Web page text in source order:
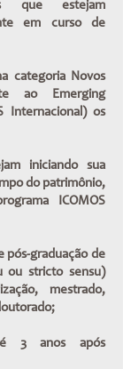
que estejam
em curso de
categoria Novos
ao Emerging
Internacional) os
iniciando sua
do patrimônio,
ICOMOS
pós-graduação de
ou stricto sensu)
mestrado,
3 anos após